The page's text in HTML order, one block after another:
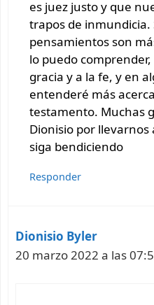
es juez justo y que
trapos de inmundicia.
pensamientos son
lo puedo
gracia y a la fe, y en
entenderé más
testamento. Muchas
Dionisio por llevarnos
siga bendiciendo
Responder
Dionisio Byler
20 marzo 2022 a las